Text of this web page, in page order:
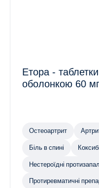
Етора -
оболонкою 60
Остеоартрит
Біль в спині
Нестероїдні
Протиревматичні